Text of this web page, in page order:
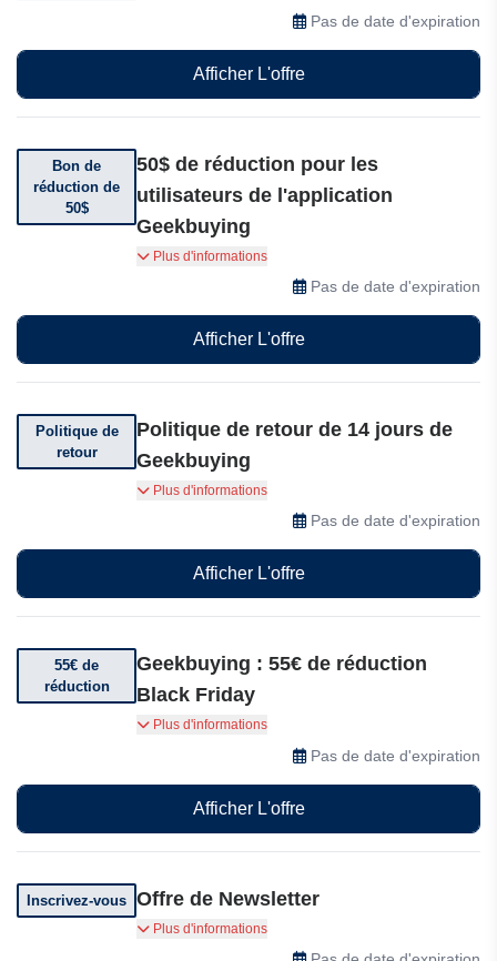
Pas de date d'expiration
Afficher L'offre
Bon de
réduction de
50$
50$ de réduction pour les
utilisateurs de l'application
Geekbuying
Téléchargez l'application Geekbuying et
bénéficiez de 50$ de réduction sur votre premier
Plus d'informations
Pas de date d'expiration
Afficher L'offre
Politique de
retour
Politique de retour de 14 jours de
Geekbuying
Si vous n'êtes pas satisfait de votre achat, vous
pouvez le retourner sous 14 jours chez
Plus d'informations
Pas de date d'expiration
Afficher L'offre
55€ de
réduction
Geekbuying : 55€ de réduction
Black Friday
Bénéficiez de 55€ de réduction dès 650€ d'achat
Plus d'informations
Pas de date d'expiration
Afficher L'offre
Inscrivez-vous Offre de Newsletter
Abonnez-vous pour recevoir des offres
Plus d'informations